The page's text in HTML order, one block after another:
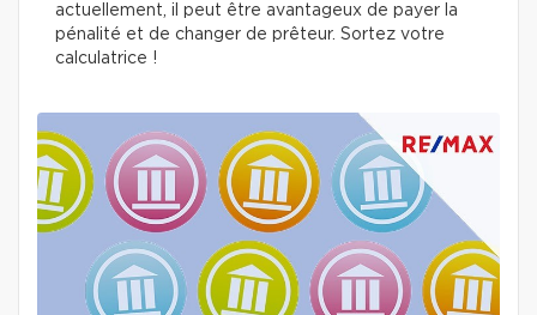
actuellement, il peut être avantageux de payer la
pénalité et de changer de prêteur. Sortez votre
calculatrice !